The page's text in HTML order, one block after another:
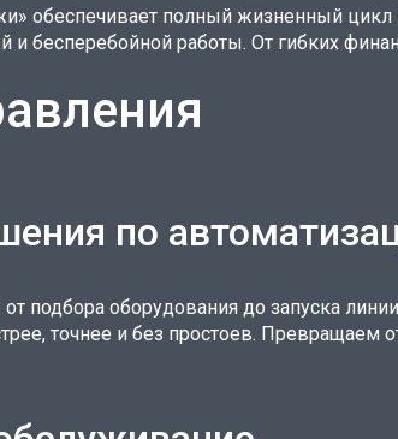
обеспечивает полный жизненный
и бесперебойной работы. От гибких
по
подбора оборудования до запуска
точнее и без простоев. Превращаем